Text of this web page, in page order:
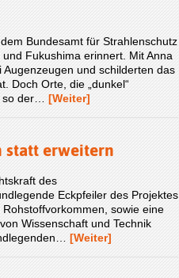
Bundesamt für Strahlenschutz
Fukushima erinnert. Mit Anna
und schilderten das
Doch Orte, die „dunkel“
so der… [Weiter]
statt erweitern
des
Eckpfeiler des Projektes
sowie eine
Wissenschaft und Technik
[Weiter]